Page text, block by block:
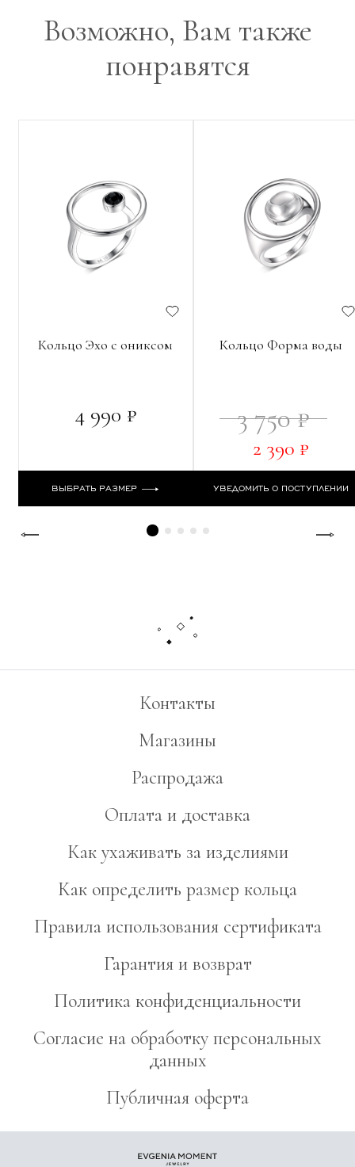
Возможно, Вам также
понравятся
Кольцо Эхо с ониксом
4 990 ₽
ВЫБРАТЬ РАЗМЕР
Кольцо Форма воды
3 750 ₽
2 390 ₽
УВЕДОМИТЬ О ПОСТУПЛЕНИИ
Контакты
Магазины
Распродажа
Оплата и доставка
Как ухаживать за изделиями
Как определить размер кольца
Правила использования сертификата
Гарантия и возврат
Политика конфиденциальности
Согласие на обработку персональных
данных
Публичная оферта